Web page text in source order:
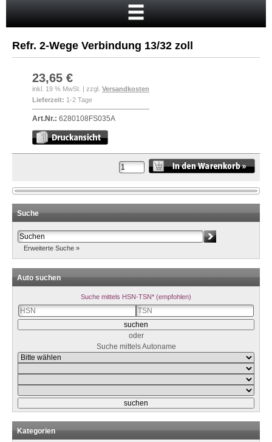
Neukunde?
Kasse
Anmelden
Refr. 2-Wege Verbindung 13/32 zoll
23,65 €
inkl. 19 % MwSt. | zzgl. Versandkosten
Lieferzeit: 1-2 Tage
Art.Nr.: 6280108FS035A
Suche
Erweiterte Suche »
Auto suchen
Suche mittels HSN-TSN* (empfohlen)
oder
Suche mittels Autoname
Kategorien